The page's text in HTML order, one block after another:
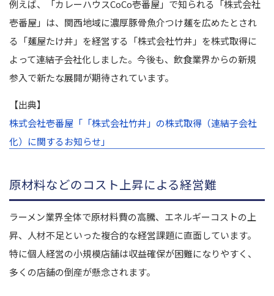
例えば、「カレーハウスCoCo壱番屋」で知られる「株式会社
壱番屋」は、関西地域に濃厚豚骨魚介つけ麺を広めたとされ
る「麺屋たけ井」を経営する「株式会社竹井」を株式取得に
よって連結子会社化しました。今後も、飲食業界からの新規
参入で新たな展開が期待されています。
【出典】
株式会社壱番屋「「株式会社竹井」の株式取得（連結子会社
化）に関するお知らせ」
原材料などのコスト上昇による経営難
ラーメン業界全体で原材料費の高騰、エネルギーコストの上
昇、人材不足といった複合的な経営課題に直面しています。
特に個人経営の小規模店舗は収益確保が困難になりやすく、
多くの店舗の倒産が懸念されます。